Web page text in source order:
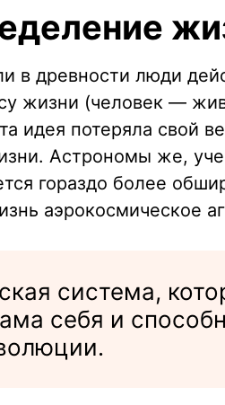
в древности люди
жизни (человек —
идея потеряла свой
Астрономы же,
гораздо более
аэрокосмическое
система,
себя и